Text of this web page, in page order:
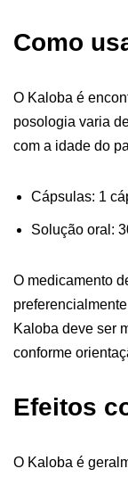
Como
O Kaloba é
posologia varia
com a idade do
Cápsulas: 1
Solução oral:
O medicamento
Kaloba deve ser
conforme
Efeitos
O Kaloba é